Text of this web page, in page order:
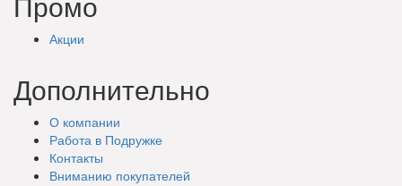
Акции
Дополнительно
О компании
Работа в Подружке
Контакты
Вниманию покупателей